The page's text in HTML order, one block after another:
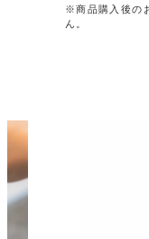
※商品購入後の
ん。